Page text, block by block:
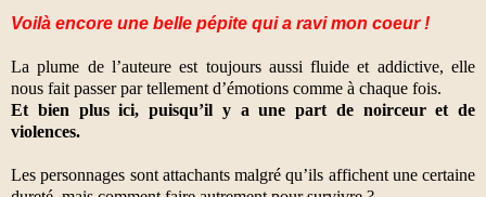
Voilà encore une belle pépite qui a ravi mon coeur !
La plume de l’auteure est toujours aussi fluide et addictive, elle
nous fait passer par tellement d’émotions comme à chaque fois.
Et bien plus ici, puisqu’il y a une part de noirceur et de
violences.
Les personnages sont attachants malgré qu’ils affichent une certaine